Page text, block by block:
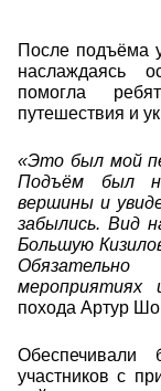
После подъёма
наслаждаясь
помогла
путешествия и
«Это был мой
Подъём был
вершины и
забылись. Вид
Большую
мероприятиях
похода Артур
Обеспечивали
участников с